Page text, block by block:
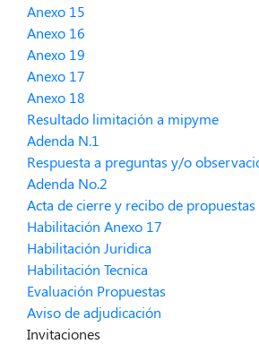
Anexo 15
Anexo 16
Anexo 19
Anexo 17
Anexo 18
Resultado limitación a mipyme
Adenda N.1
Respuesta a preguntas y/o
Adenda No.2
Acta de cierre y recibo de propuestas
Habilitación Anexo 17
Habilitación Juridica
Habilitación Tecnica
Evaluación Propuestas
Aviso de adjudicación
Invitaciones